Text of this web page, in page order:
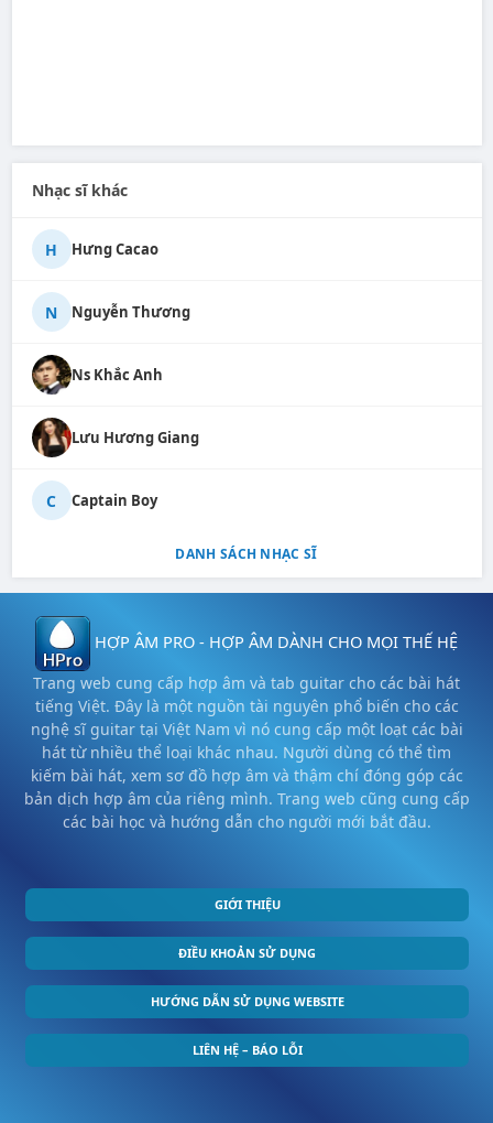
Nhạc sĩ khác
H Hưng Cacao
N Nguyễn Thương
Ns Khắc Anh
Lưu Hương Giang
C Captain Boy
DANH SÁCH NHẠC SĨ
HỢP ÂM PRO - HỢP ÂM DÀNH CHO MỌI THẾ HỆ
Trang web cung cấp hợp âm và tab guitar cho các bài hát
tiếng Việt. Đây là một nguồn tài nguyên phổ biến cho các
nghệ sĩ guitar tại Việt Nam vì nó cung cấp một loạt các bài
hát từ nhiều thể loại khác nhau. Người dùng có thể tìm
kiếm bài hát, xem sơ đồ hợp âm và thậm chí đóng góp các
bản dịch hợp âm của riêng mình. Trang web cũng cung cấp
các bài học và hướng dẫn cho người mới bắt đầu.
GIỚI THIỆU
ĐIỀU KHOẢN SỬ DỤNG
HƯỚNG DẪN SỬ DỤNG WEBSITE
LIÊN HỆ – BÁO LỖI